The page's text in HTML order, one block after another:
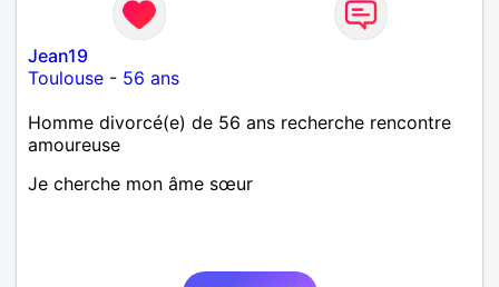
Jean19
Toulouse - 56 ans
Homme divorcé(e) de 56 ans recherche rencontre
amoureuse
Je cherche mon âme sœur